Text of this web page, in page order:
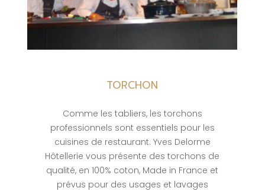
TORCHON
Comme les tabliers, les torchons
professionnels sont essentiels pour les
cuisines de restaurant. Yves Delorme
Hôtellerie vous présente des torchons de
qualité, en 100% coton, Made in France et
prévus pour des usages et lavages